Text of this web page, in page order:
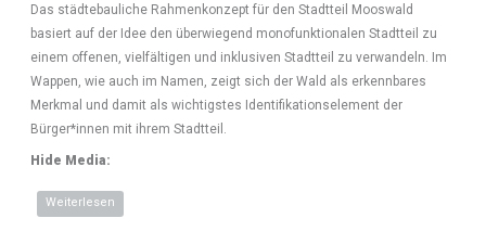
Das städtebauliche Rahmenkonzept für den Stadtteil Mooswald
basiert auf der Idee den überwiegend monofunktionalen Stadtteil zu
einem offenen, vielfältigen und inklusiven Stadtteil zu verwandeln. Im
Wappen, wie auch im Namen, zeigt sich der Wald als erkennbares
Merkmal und damit als wichtigstes Identifikationselement der
Bürger*innen mit ihrem Stadtteil.
Hide Media:
Weiterlesen